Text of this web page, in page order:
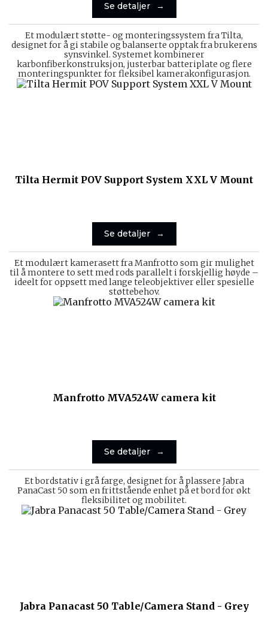
Se detaljer
Tilta Hermit POV Support System XXL V Mount
Et modulært støtte- og monteringssystem fra Tilta,
designet for å gi stabile og balanserte opptak fra brukerens
synsvinkel. Systemet kombinerer
karbonfiberkonstruksjon, justerbar batteriplate og flere
monteringspunkter for fleksibel kamerakonfigurasjon.
Se detaljer
Manfrotto MVA524W camera kit
Et modulært kamerasett fra Manfrotto som gir mulighet
til å montere to sett med rods parallelt i forskjellig høyde –
ideelt for oppsett med lange teleobjektiver eller spesielle
støttebehov.
Se detaljer
Jabra Panacast 50 Table/Camera Stand - Grey
Et bordstativ i grå farge, designet for å plassere Jabra
PanaCast 50 som en frittstående enhet på et bord for økt
fleksibilitet og mobilitet.